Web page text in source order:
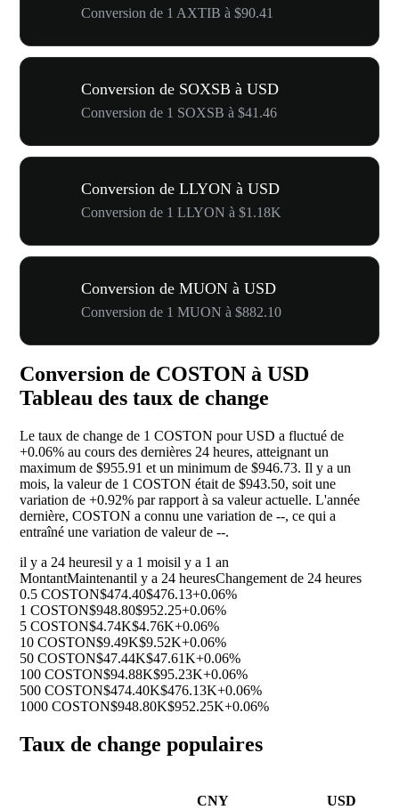
Conversion de 1 AXTIB à $90.41
Conversion de SOXSB à USD
Conversion de 1 SOXSB à $41.46
Conversion de LLYON à USD
Conversion de 1 LLYON à $1.18K
Conversion de MUON à USD
Conversion de 1 MUON à $882.10
Conversion de COSTON à USD
Tableau des taux de change
Le taux de change de 1 COSTON pour USD a fluctué de
+0.06% au cours des dernières 24 heures, atteignant un
maximum de $955.91 et un minimum de $946.73. Il y a un
mois, la valeur de 1 COSTON était de $943.50, soit une
variation de +0.92% par rapport à sa valeur actuelle. L'année
dernière, COSTON a connu une variation de --, ce qui a
entraîné une variation de valeur de --.
il y a 24 heuresil y a 1 moisil y a 1 an
MontantMaintenantil y a 24 heuresChangement de 24 heures
0.5 COSTON$474.40$476.13+0.06%
1 COSTON$948.80$952.25+0.06%
5 COSTON$4.74K$4.76K+0.06%
10 COSTON$9.49K$9.52K+0.06%
50 COSTON$47.44K$47.61K+0.06%
100 COSTON$94.88K$95.23K+0.06%
500 COSTON$474.40K$476.13K+0.06%
1000 COSTON$948.80K$952.25K+0.06%
Taux de change populaires
CNY USD